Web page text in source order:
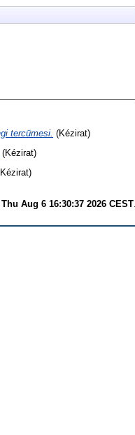
tercümesi. (Kézirat)
(Kézirat)
Thu Aug 6 16:30:37 2026 CEST